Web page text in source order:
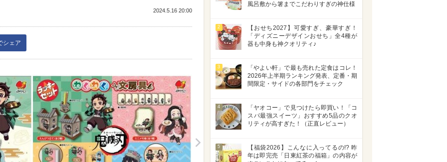
2024.5.16 20:00
シェア
風呂敷から箸までこだわりすぎの神仕様
2
【おせち2027】可愛すぎ、豪華すぎ！
「ディズニーデザインおせち」全4種が
器も中身も神クオリティ♪
3
「やよい軒」で最も売れた定食はコレ！
2026年上半期ランキング発表、定番・期
間限定・サイドの各部門をチェック
4
「ヤオコー」で見つけたら即買い！「コ
スパ最強スイーツ」おすすめ5品のクオ
リティが高すぎた！（正直レビュー）
5
【福袋2026】こんなに入ってるの!? 昨
年は即完売「日東紅茶の福箱」の内容が